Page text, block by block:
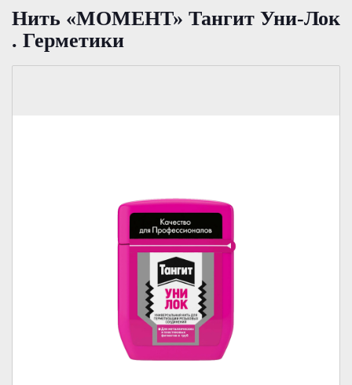
Нить «МОМЕНТ» Тангит Уни-Лок
. Герметики